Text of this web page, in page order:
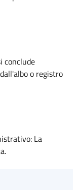
conclude
o registro
La